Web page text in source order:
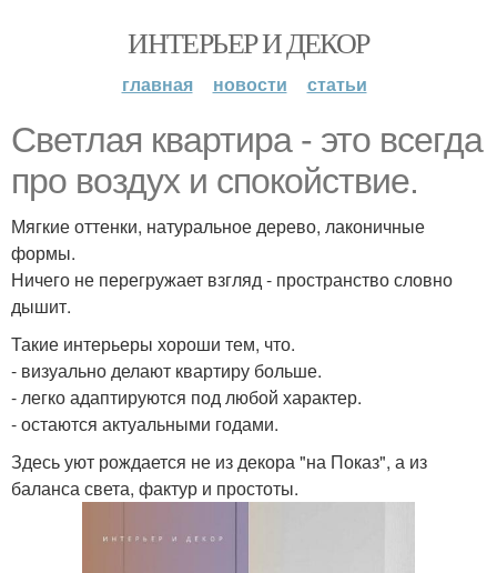
ИНТЕРЬЕР И ДЕКОР
главная новости статьи
Светлая квартира - это всегда
про воздух и спокойствие.
Мягкие оттенки, натуральное дерево, лаконичные
формы.
Ничего не перегружает взгляд - пространство словно
дышит.
Такие интерьеры хороши тем, что.
- визуально делают квартиру больше.
- легко адаптируются под любой характер.
- остаются актуальными годами.
Здесь уют рождается не из декора "на Показ", а из
баланса света, фактур и простоты.